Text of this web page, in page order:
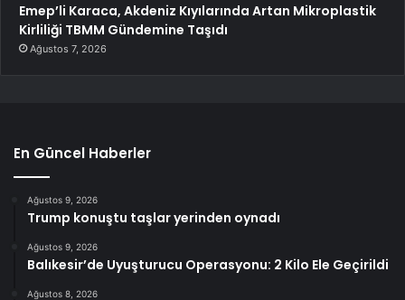
Emep’li Karaca, Akdeniz Kıyılarında Artan Mikroplastik
Kirliliği TBMM Gündemine Taşıdı
Ağustos 7, 2026
En Güncel Haberler
Ağustos 9, 2026
Trump konuştu taşlar yerinden oynadı
Ağustos 9, 2026
Balıkesir’de Uyuşturucu Operasyonu: 2 Kilo Ele Geçirildi
Ağustos 8, 2026